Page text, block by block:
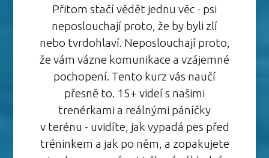
Přitom stačí vědět jednu věc - psi
neposlouchají proto, že by byli zlí
nebo tvrdohlaví. Neposlouchají proto,
že vám vázne komunikace a vzájemné
pochopení. Tento kurz vás naučí
přesně to. 15+ videí s našimi
trenérkami a reálnými páníčky
v terénu - uvidíte, jak vypadá pes před
tréninkem a jak po něm, a zopakujete